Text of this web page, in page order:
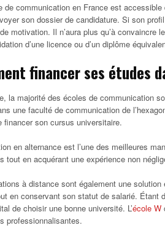
de communication en France est
son dossier de candidature. Si son
motivation. Il n’aura plus qu’à
d’une licence ou d’un diplôme
financer ses études
la majorité des écoles de communication
une faculté de communication de
financer son cursus universitaire.
en alternance est l’une des meilleures
tout en acquérant une expérience non
à distance sont également une
en conservant son statut de salarié. Étant
de choisir une bonne université. L’école W
professionnalisantes.